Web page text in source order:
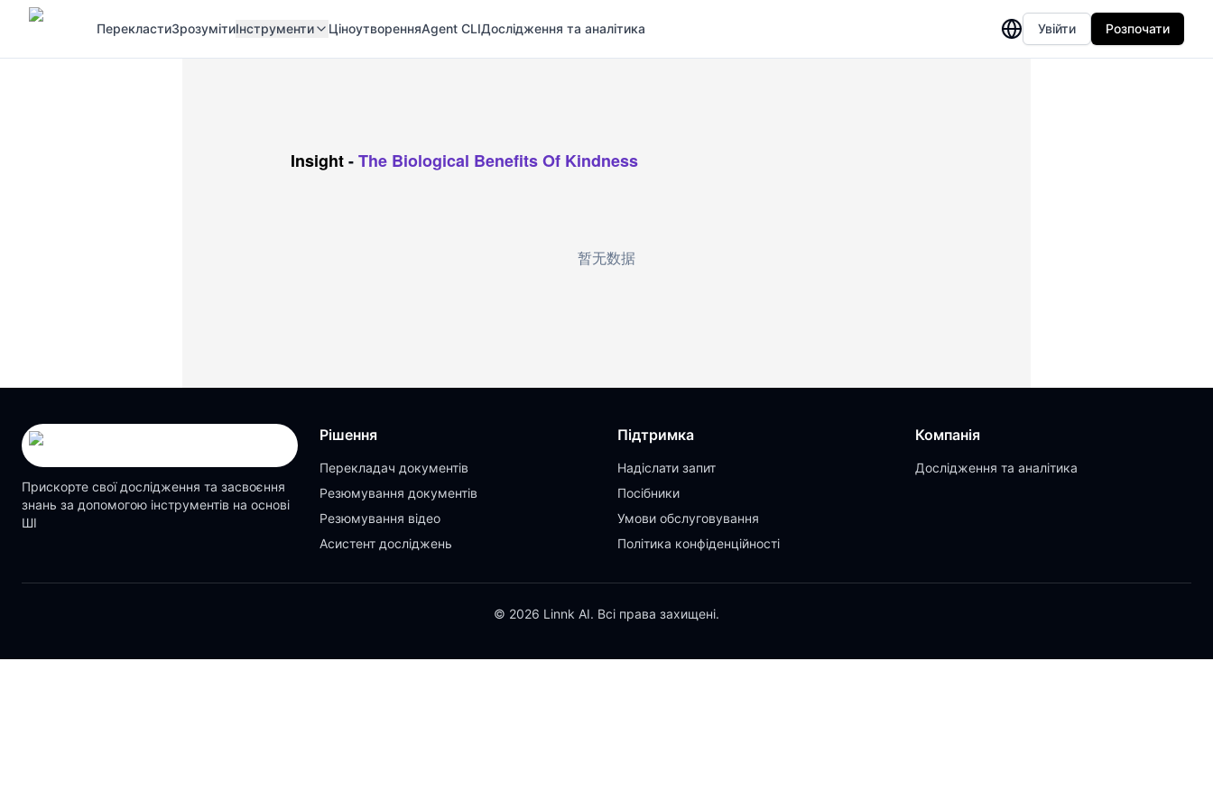
ПерекластиЗрозумітиІнструменти ЦіноутворенняAgent CLIДослідження та аналітика Увійти Розпочати
Insight-The Biological Benefits Of Kindness
暂无数据
Прискорте свої дослідження та засвоєння
знань за допомогою інструментів на основі
ШІ
Рішення
Перекладач документів
Резюмування документів
Резюмування відео
Асистент досліджень
Підтримка
Надіслати запит
Посібники
Умови обслуговування
Політика конфіденційності
Компанія
Дослідження та аналітика
© 2026 Linnk AI. Всі права захищені.